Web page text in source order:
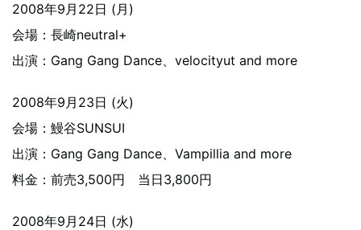
2008年9月22日 (月)
会場：長崎neutral+
出演：Gang Gang Dance、velocityut and more
2008年9月23日 (火)
会場：鰻谷SUNSUI
出演：Gang Gang Dance、Vampillia and more
料金：前売3,500円 当日3,800円
2008年9月24日 (水)